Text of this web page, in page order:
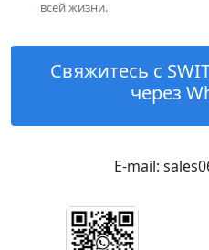
всей жизни.
Свяжитесь с
через
E-mail: